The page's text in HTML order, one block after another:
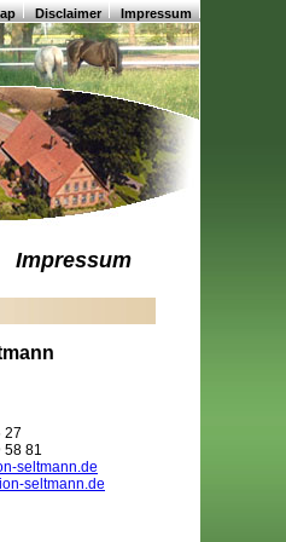
Disclaimer Impressum
Impressum
27
58 81
seltmann.de
seltmann.de